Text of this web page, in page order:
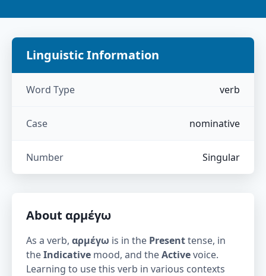
Linguistic Information
Word Type verb
Case nominative
Number Singular
About αρμέγω
As a verb, αρμέγω is in the Presenttense, in
theIndicative mood, and theActivevoice.
Learning to use this verb in various contexts